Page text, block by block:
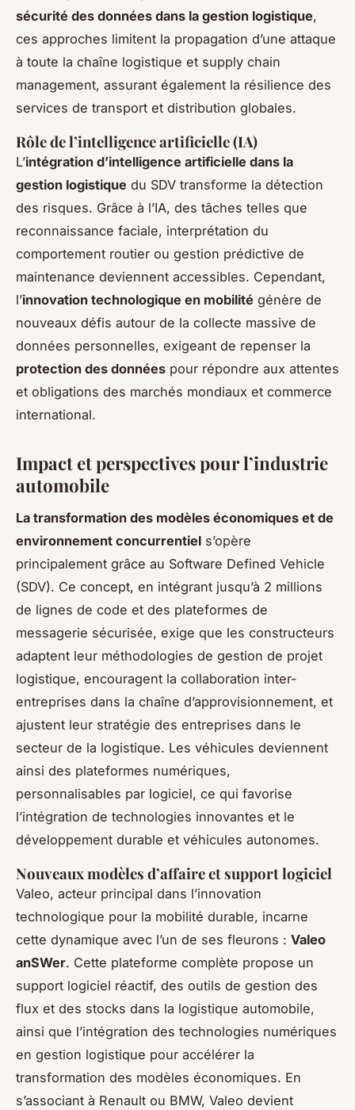
sécurité des données dans la gestion logistique,
ces approches limitent la propagation d’une attaque
à toute la chaîne logistique et supply chain
management, assurant également la résilience des
services de transport et distribution globales.
Rôle de l’intelligence artificielle (IA)
L’intégration d’intelligence artificielle dans la
gestion logistique du SDV transforme la détection
des risques. Grâce à l’IA, des tâches telles que
reconnaissance faciale, interprétation du
comportement routier ou gestion prédictive de
maintenance deviennent accessibles. Cependant,
l’innovation technologique en mobilité génère de
nouveaux défis autour de la collecte massive de
données personnelles, exigeant de repenser la
protection des données pour répondre aux attentes
et obligations des marchés mondiaux et commerce
international.
Impact et perspectives pour l’industrie
automobile
La transformation des modèles économiques et de
environnement concurrentiel s’opère
principalement grâce au Software Defined Vehicle
(SDV). Ce concept, en intégrant jusqu’à 2 millions
de lignes de code et des plateformes de
messagerie sécurisée, exige que les constructeurs
adaptent leur méthodologies de gestion de projet
logistique, encouragent la collaboration inter-
entreprises dans la chaîne d’approvisionnement, et
ajustent leur stratégie des entreprises dans le
secteur de la logistique. Les véhicules deviennent
ainsi des plateformes numériques,
personnalisables par logiciel, ce qui favorise
l’intégration de technologies innovantes et le
développement durable et véhicules autonomes.
Nouveaux modèles d’affaire et support logiciel
Valeo, acteur principal dans l’innovation
technologique pour la mobilité durable, incarne
cette dynamique avec l’un de ses fleurons : Valeo
anSWer. Cette plateforme complète propose un
support logiciel réactif, des outils de gestion des
flux et des stocks dans la logistique automobile,
ainsi que l’intégration des technologies numériques
en gestion logistique pour accélérer la
transformation des modèles économiques. En
s’associant à Renault ou BMW, Valeo devient